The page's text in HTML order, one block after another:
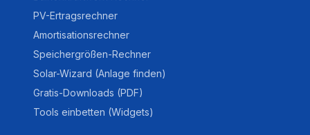
PV-Ertragsrechner
Amortisationsrechner
Speichergrößen-Rechner
Solar-Wizard (Anlage finden)
Gratis-Downloads (PDF)
Tools einbetten (Widgets)